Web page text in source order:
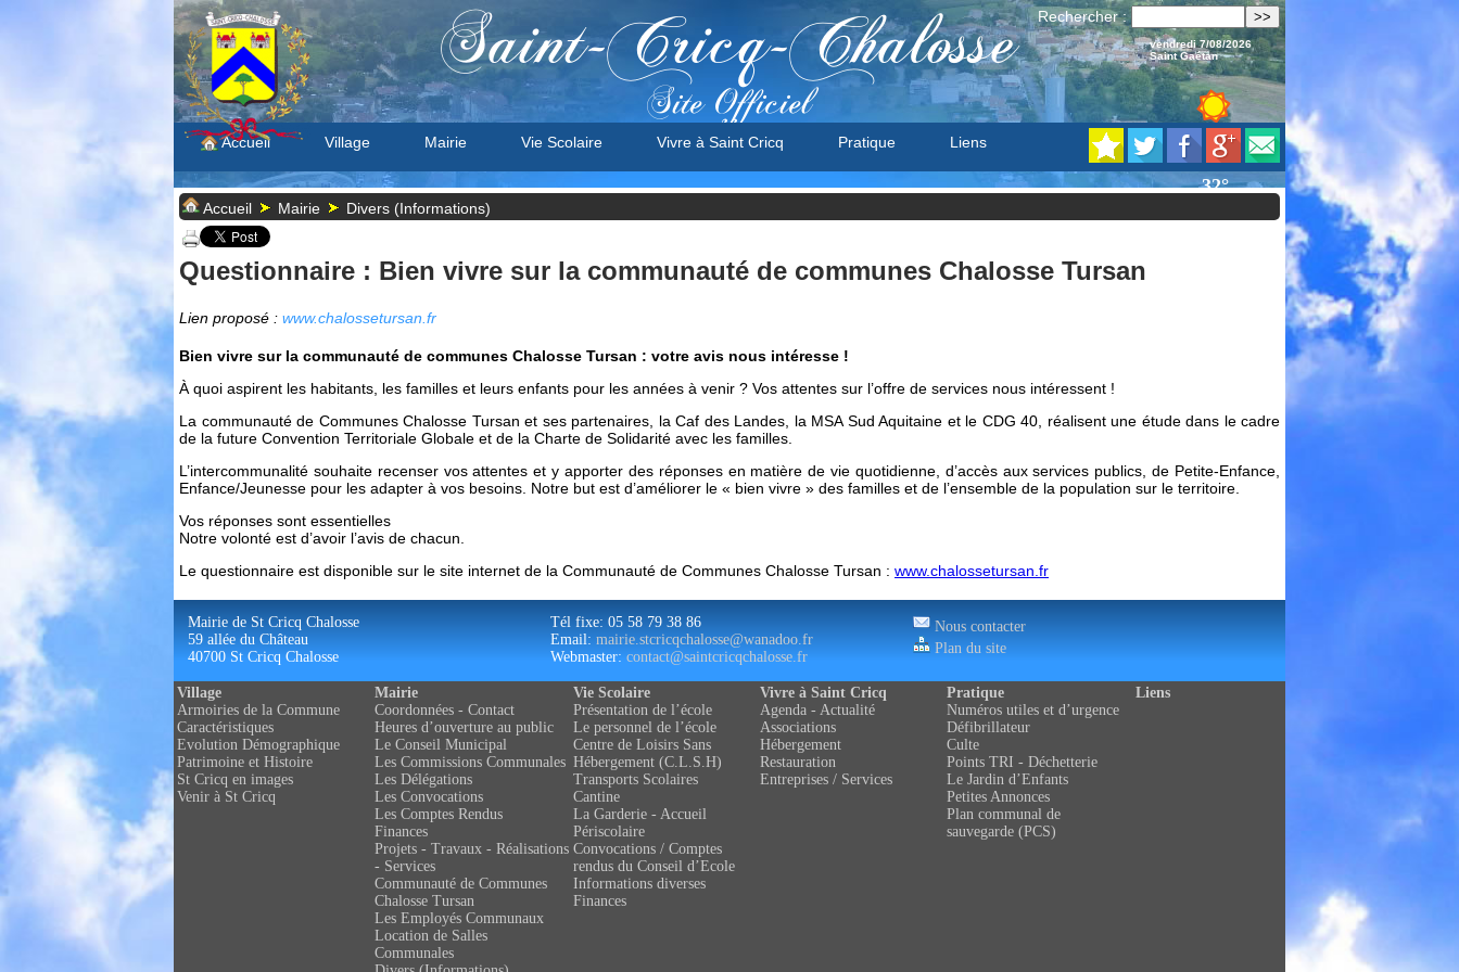
Saint-Cricq-Chalosse
Site Officiel
Rechercher :
vendredi 7/08/2026
Saint Gaétan
Accueil Village Mairie Vie Scolaire Vivre à Saint Cricq Pratique Liens
Accueil Mairie Divers (Informations)
Questionnaire : Bien vivre sur la communauté de communes Chalosse Tursan
Lien proposé : www.chalossetursan.fr
Bien vivre sur la communauté de communes Chalosse Tursan : votre avis nous intéresse !
À quoi aspirent les habitants, les familles et leurs enfants pour les années à venir ? Vos attentes sur l’offre de services nous intéressent !
La communauté de Communes Chalosse Tursan et ses partenaires, la Caf des Landes, la MSA Sud Aquitaine et le CDG 40, réalisent une étude dans le cadre
de la future Convention Territoriale Globale et de la Charte de Solidarité avec les familles.
L’intercommunalité souhaite recenser vos attentes et y apporter des réponses en matière de vie quotidienne, d’accès aux services publics, de Petite-Enfance,
Enfance/Jeunesse pour les adapter à vos besoins. Notre but est d’améliorer le « bien vivre » des familles et de l’ensemble de la population sur le territoire.
Vos réponses sont essentielles
Notre volonté est d’avoir l’avis de chacun.
Le questionnaire est disponible sur le site internet de la Communauté de Communes Chalosse Tursan : www.chalossetursan.fr
Mairie de St Cricq Chalosse
59 allée du Château
40700 St Cricq Chalosse
Tél fixe: 05 58 79 38 86
Email: mairie.stcricqchalosse@wanadoo.fr
Webmaster: contact@saintcricqchalosse.fr
Nous contacter
Plan du site
Village
Armoiries de la Commune
Caractéristiques
Evolution Démographique
Patrimoine et Histoire
St Cricq en images
Venir à St Cricq
Mairie
Coordonnées - Contact
Heures d’ouverture au public
Le Conseil Municipal
Les Commissions Communales
Les Délégations
Les Convocations
Les Comptes Rendus
Finances
Projets - Travaux - Réalisations
- Services
Communauté de Communes
Chalosse Tursan
Les Employés Communaux
Location de Salles
Communales
Vie Scolaire
Présentation de l’école
Le personnel de l’école
Centre de Loisirs Sans
Hébergement (C.L.S.H)
Transports Scolaires
Cantine
La Garderie - Accueil
Périscolaire
Convocations / Comptes
rendus du Conseil d’Ecole
Informations diverses
Finances
Vivre à Saint Cricq
Agenda - Actualité
Associations
Hébergement
Restauration
Entreprises / Services
Pratique
Numéros utiles et d’urgence
Défibrillateur
Culte
Points TRI - Déchetterie
Le Jardin d’Enfants
Petites Annonces
Plan communal de
sauvegarde (PCS)
Liens